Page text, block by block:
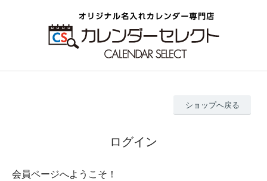
ショップへ戻る
ログイン
会員ページへようこそ！